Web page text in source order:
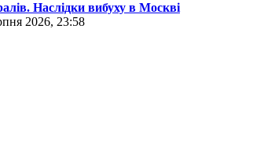
Наслідки вибуху в Москві
2026, 23:58